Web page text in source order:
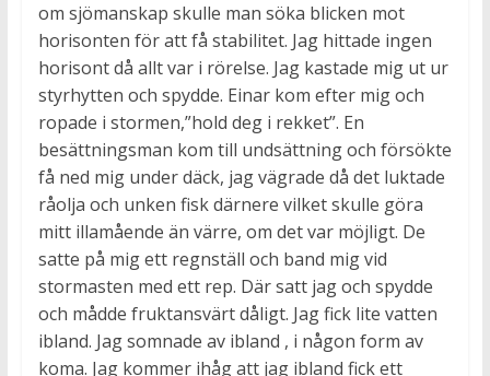
om sjömanskap skulle man söka blicken mot
horisonten för att få stabilitet. Jag hittade ingen
horisont då allt var i rörelse. Jag kastade mig ut ur
styrhytten och spydde. Einar kom efter mig och
ropade i stormen,”hold deg i rekket”. En
besättningsman kom till undsättning och försökte
få ned mig under däck, jag vägrade då det luktade
råolja och unken fisk därnere vilket skulle göra
mitt illamående än värre, om det var möjligt. De
satte på mig ett regnställ och band mig vid
stormasten med ett rep. Där satt jag och spydde
och mådde fruktansvärt dåligt. Jag fick lite vatten
ibland. Jag somnade av ibland , i någon form av
koma. Jag kommer ihåg att jag ibland fick ett